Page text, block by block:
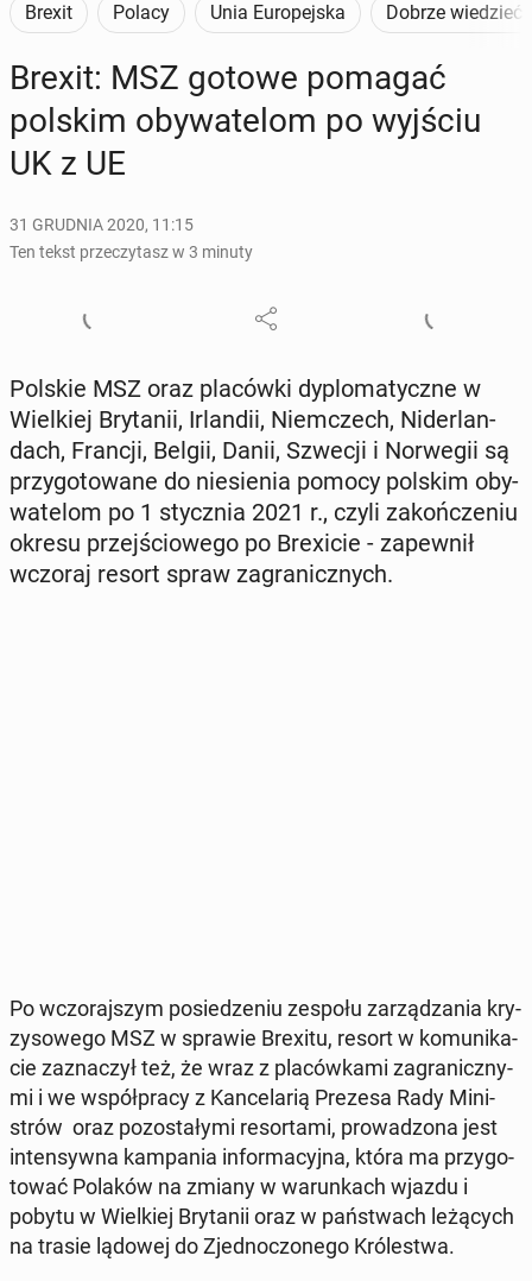
Brexit Polacy Unia Europejska Dobrze wiedzieć
Brexit: MSZ gotowe pomagać
polskim oby­wa­te­lom po wyjściu
UK z UE
31 GRUDNIA 2020, 11:15
Ten tekst przeczytasz w 3 minuty
Polskie MSZ oraz pla­ców­ki dy­plo­ma­tycz­ne w
Wiel­kiej Bry­ta­nii, Ir­lan­dii, Niem­czech, Ni­der­lan­
dach, Francji, Belgii, Danii, Szwecji i Nor­we­gii są
przy­go­to­wa­ne do nie­sie­nia pomocy polskim oby­
wa­te­lom po 1 stycz­nia 2021 r., czyli za­koń­cze­niu
okresu przej­ścio­we­go po Bre­xi­cie - za­pew­nił
wczoraj resort spraw za­gra­nicz­nych.
Po wczo­raj­szym po­sie­dze­niu zespołu za­rzą­dza­nia kry­
zy­so­we­go MSZ w sprawie Brexitu, resort w ko­mu­ni­ka­
cie za­zna­czył też, że wraz z pla­ców­ka­mi za­gra­nicz­ny­
mi i we współ­pra­cy z Kan­ce­la­rią Prezesa Rady Mi­ni­
strów oraz po­zo­sta­ły­mi re­sor­ta­mi, pro­wa­dzo­na jest
in­ten­syw­na kam­pa­nia in­for­ma­cyj­na, która ma przy­go­
to­wać Polaków na zmiany w wa­run­kach wjazdu i
pobytu w Wiel­kiej Bry­ta­nii oraz w pań­stwach le­żą­cych
na trasie lądowej do Zjed­no­czo­ne­go Kró­le­stwa.